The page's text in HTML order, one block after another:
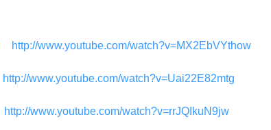
http://www.youtube.com/watch?v=MX2EbVYthow
http://www.youtube.com/watch?v=Uai22E82mtg
http://www.youtube.com/watch?v=rrJQIkuN9jw